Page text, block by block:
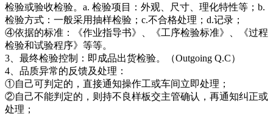
检验或验收检验。a. 检验项目：外观、尺寸、理化特性等；b.
检验方式：一般采用抽样检验；c.不合格处理；d.记录；
④依据的标准：《作业指导书》、《工序检验标准》、《过程
检验和试验程序》等等。
3、最终检验控制：即成品出货检验。（Outgoing Q.C）
4、品质异常的反馈及处理：
①自己可判定的，直接通知操作工或车间立即处理；
②自己不能判定的，则持不良样板交主管确认，再通知纠正或
处理；